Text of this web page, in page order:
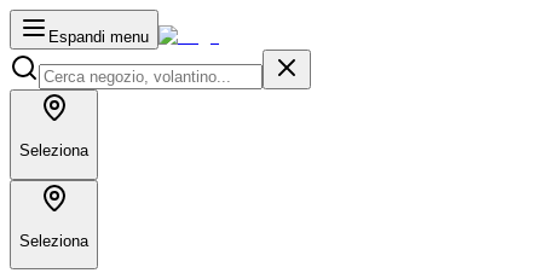
Espandi menu
Seleziona
Seleziona